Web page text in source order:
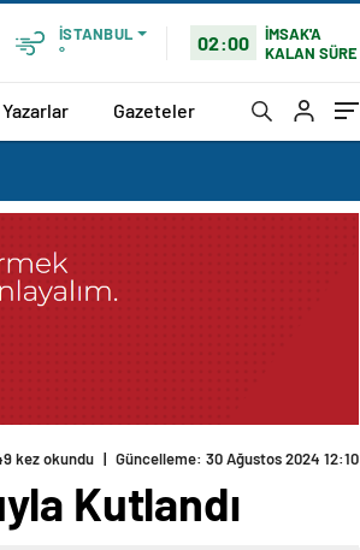
İSTANBUL
°
02:00
İMSAK'A
KALAN SÜRE
Yazarlar Gazeteler
kez okundu | Güncelleme: 30 Ağustos 2024 12:10
Kutlandı